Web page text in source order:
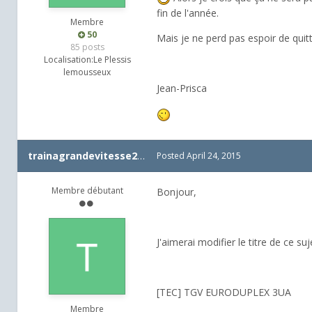
Membre
50
85 posts
Localisation:Le Plessis
lemousseux
fin de l'année.
Mais je ne perd pas espoir de
Jean-Prisca
trainagrandevitesse2013
Membre débutant
Membre
Posted April 24, 2015
Bonjour,
J'aimerai modifier le titre de ce
[TEC] TGV EURODUPLEX 3UA